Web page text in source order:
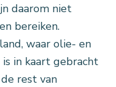
daarom niet
bereiken.
waar olie- en
is in kaart gebracht
rest van